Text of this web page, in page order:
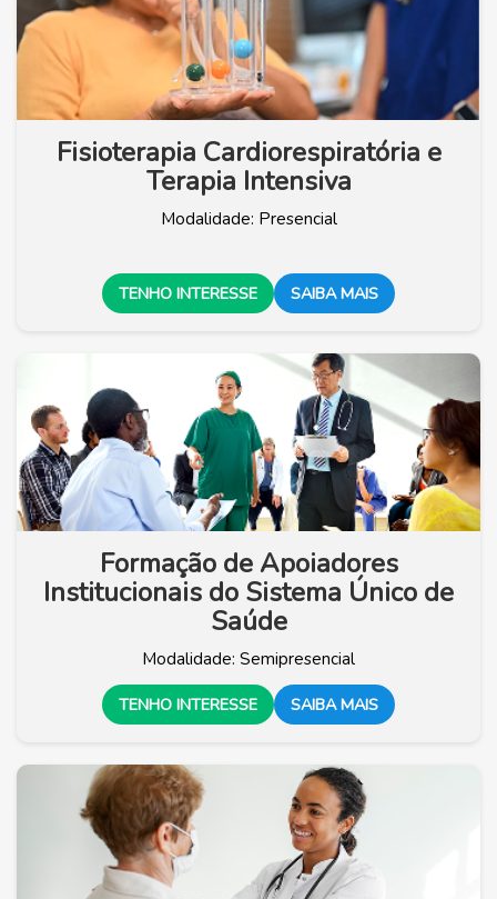
Fisioterapia Cardiorespiratória e
Terapia Intensiva
Modalidade: Presencial
TENHO INTERESSE SAIBA MAIS
Formação de Apoiadores
Institucionais do Sistema Único de
Saúde
Modalidade: Semipresencial
TENHO INTERESSE SAIBA MAIS